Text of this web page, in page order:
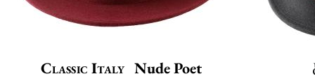
Classic Italy Nude Poet